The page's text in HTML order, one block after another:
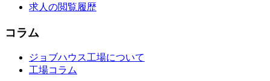
求人の閲覧履歴
コラム
ジョブハウス工場について
工場コラム